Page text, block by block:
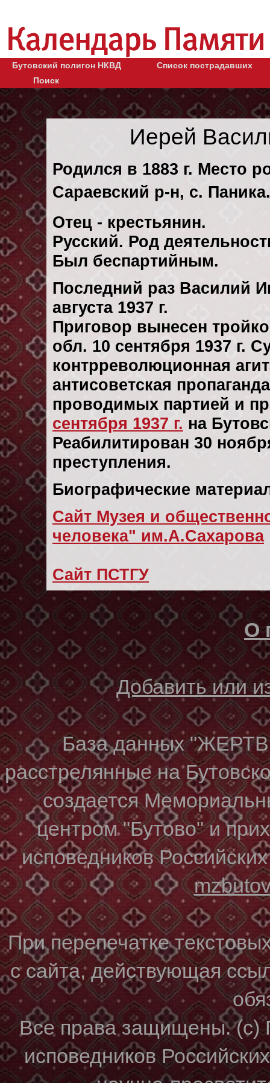
Бутовский полигон НКВД
Список пострадавших
Поиск
Иерей
Родился в 1883 г. Место
Сараевский р-н, с. Паника.
Отец - крестьянин.
Русский. Род
Был беспартийным.
Последний раз Василий
августа 1937 г.
Приговор вынесен
обл. 10 сентября 1937 г.
контрреволюционная
антисоветская
проводимых партией и
сентября 1937 г. на
Реабилитирован 30
преступления.
Биографические
Сайт Музея и
человека" им.А.Сахарова
Сайт ПСТГУ
О
Добавить или
База данных
расстрелянные на
создается
центром "Бутово" и
исповедников
При перепечатке
с сайта, действующая
Все права защищены. (с)
исповедников